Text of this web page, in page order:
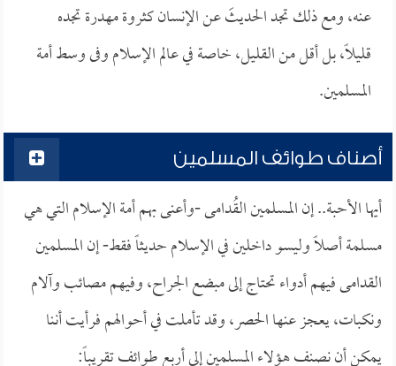
عنه، ومع ذلك تجد الحديثَ عن الإنسان كثروة مهدرة تجده
قليلاً، بل أقل من القليل، خاصة في عالم الإسلام وفى وسط أمة
المسلمين.
أصناف طوائف المسلمين
أيها الأحبة.. إن المسلمين القُدامى -وأعنى بهم أمة الإسلام التي هي
مسلمة أصلاً وليسو داخلين في الإسلام حديثاً فقط- إن المسلمين
القدامى فيهم أدواء تحتاج إلى مبضع الجراح، وفيهم مصائب وآلام
ونكبات، يعجز عنها الحصر، وقد تأملت في أحوالهم فرأيت أننا
يمكن أن نصنف هؤلاء المسلمين إلى أربع طوائف تقريباً: